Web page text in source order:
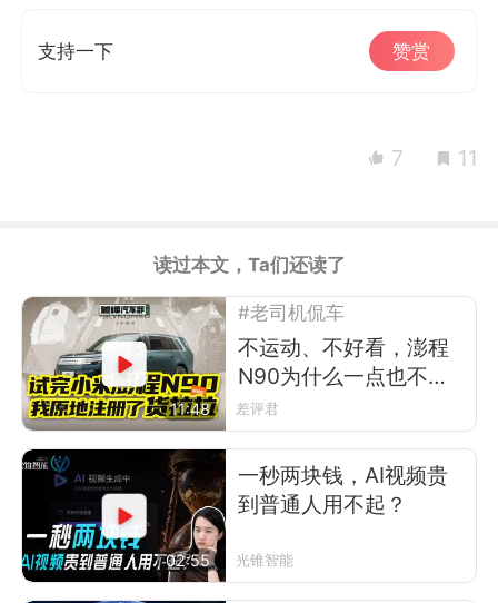
支持一下 赞赏
7 11
读过本文，Ta们还读了
11:48
#老司机侃车
不运动、不好看，澎程
N90为什么一点也不像
小米？
差评君
02:55
一秒两块钱，AI视频贵
到普通人用不起？
光锥智能